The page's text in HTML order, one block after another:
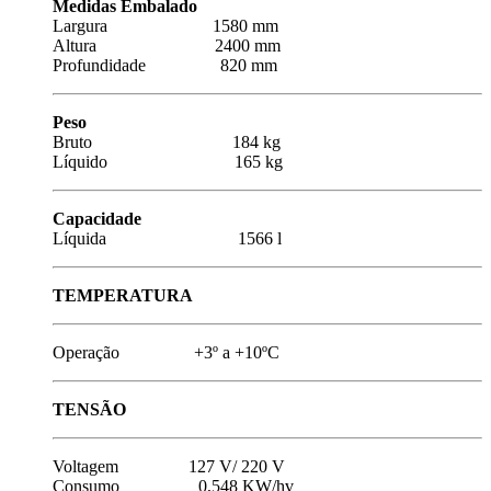
Medidas Embalado
Largura 1580 mm
Altura 2400 mm
Profundidade 820 mm
Peso
Bruto 184 kg
Líquido 165 kg
Capacidade
Líquida 1566 l
TEMPERATURA
Operação +3º a +10ºC
TENSÃO
Voltagem 127 V/ 220 V
Consumo 0,548 KW/hv